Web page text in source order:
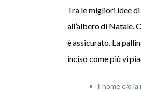
Tra le migliori idee di
all’albero di Natale.
è assicurato. La
inciso come più vi
il nome e/o